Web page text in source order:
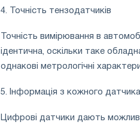
4. Точність тензодатчиків
Точність вимірювання в
ідентична, оскільки таке
однакові метрологічні
5. Інформація з кожного датчика
Цифрові датчики дають